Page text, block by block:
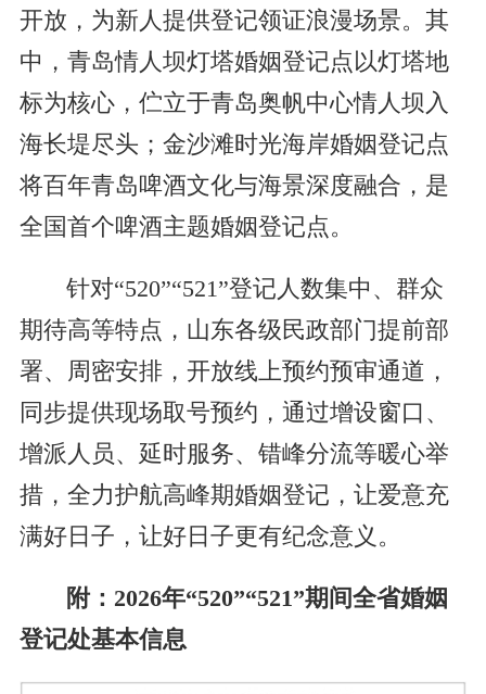
开放，为新人提供登记领证浪漫场景。其
中，青岛情人坝灯塔婚姻登记点以灯塔地
标为核心，伫立于青岛奥帆中心情人坝入
海长堤尽头；金沙滩时光海岸婚姻登记点
将百年青岛啤酒文化与海景深度融合，是
全国首个啤酒主题婚姻登记点。
针对“520”“521”登记人数集中、群众
期待高等特点，山东各级民政部门提前部
署、周密安排，开放线上预约预审通道，
同步提供现场取号预约，通过增设窗口、
增派人员、延时服务、错峰分流等暖心举
措，全力护航高峰期婚姻登记，让爱意充
满好日子，让好日子更有纪念意义。
附：2026年“520”“521”期间全省婚姻
登记处基本信息